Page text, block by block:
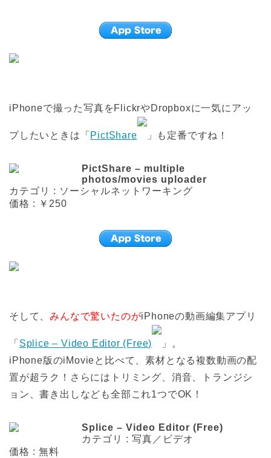
iPhoneで撮った写真をFlickrやDropboxに一気にアッ
プしたいときは「 PictShare 」も定番ですね！
PictShare – multiple
photos/movies uploader
カテゴリ : ソーシャルネットワーキング
価格 : ￥250
そして、みんなで驚いたのがiPhoneの動画編集アプリ
「 Splice – Video Editor (Free)
」。
iPhone版のiMovieと比べて、素材となる複数動画の配
置が超ラク！さらにはトリミング、消音、トランジシ
ョン、書き出しなども全部これ1つでOK！
Splice – Video Editor (Free)
カテゴリ : 写真／ビデオ
価格 : 無料